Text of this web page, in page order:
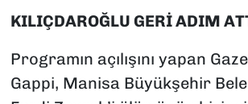
KILIÇDAROĞLU GERİ ADIM
Programın açılışını yapan
Gappi, Manisa Büyükşehir